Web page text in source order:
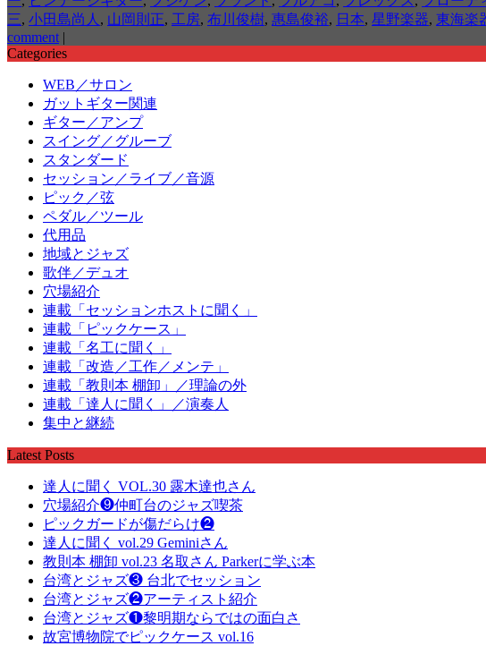
三, 小田島尚人 , 山岡則正, 工房, 布川俊樹, 惠島俊裕, 日本, 星野楽器, 東海楽
comment |
Categories
WEB／サロン
ガットギター関連
ギター／アンプ
スイング／グルーブ
スタンダード
セッション／ライブ／音源
ピック／弦
ペダル／ツール
代用品
地域とジャズ
歌伴／デュオ
穴場紹介
連載「セッションホストに聞く」
連載「ピックケース」
連載「名工に聞く」
連載「改造／工作／メンテ」
連載「教則本 棚卸」／理論の外
連載「達人に聞く」／演奏人
集中と継続
Latest Posts
達人に聞く VOL.30 露木達也さん
穴場紹介❾仲町台のジャズ喫茶
ピックガードが傷だらけ❷
達人に聞く vol.29 Geminiさん
教則本 棚卸 vol.23 名取さん Parkerに学ぶ本
台湾とジャズ❸ 台北でセッション
台湾とジャズ❷アーティスト紹介
台湾とジャズ❶黎明期ならではの面白さ
故宮博物院でピックケース vol.16